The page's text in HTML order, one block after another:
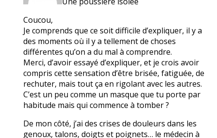
Coucou,
Je comprends que ce soit difficile d’expliquer, il y a
des moments où il y a tellement de choses
différentes qu’on a du mal à comprendre.
Merci, d’avoir essayé d’expliquer, et je crois avoir
compris cette sensation d’être brisée, fatiguée, de
rechuter, mais tout ça en rigolant avec les autres.
C’est un peu comme un masque que tu porte par
habitude mais qui commence à tomber ?
De mon côté, j’ai des crises de douleurs dans les
genoux, talons, doigts et poignets… le médecin à